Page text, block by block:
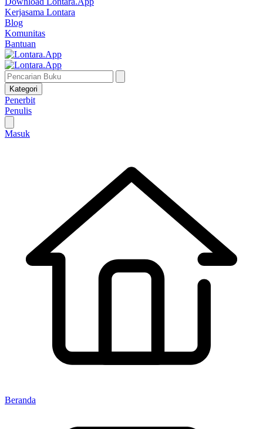
Kerjasama Lontara
Blog
Komunitas
Bantuan
Kategori
Penerbit
Penulis
Masuk
Beranda